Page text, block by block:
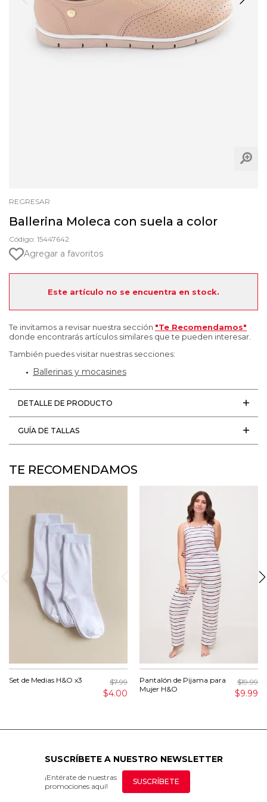
REGRESAR
Ballerina Moleca con suela a color
Código: 15447642
Agregar a favoritos
Este artículo no se encuentra en stock.
Te invitamos a revisar nuestra sección "Te Recomendamos"
donde encontrarás artículos similares que te pueden interesar.
También puedes visitar nuestras secciones:
Ballerinas y mocasines
DETALLE DE PRODUCTO
GUÍA DE TALLAS
TE RECOMENDAMOS
Set de Medias H&O x3 $7.99
$4.00
Pantalón de Pijama para
Mujer H&O
$19.99
$9.99
SUSCRÍBETE A NUESTRO NEWSLETTER
¡Entérate de nuestras
promociones aquí!
SUSCRÍBETE